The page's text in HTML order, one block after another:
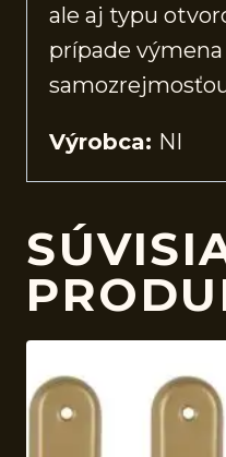
ale aj typu
prípade
Výrobca: NI